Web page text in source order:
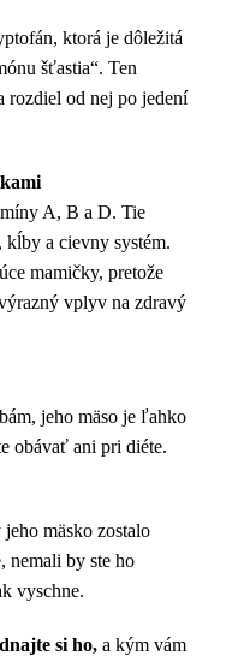
ktorá je dôležitá
šťastia“. Ten
rozdiel od nej po jedení
A, B a D. Tie
a cievny systém.
mamičky, pretože
vplyv na zdravý
jeho mäso je ľahko
obávať ani pri diéte.
mäsko zostalo
nemali by ste ho
vyschne.
si ho, a kým vám